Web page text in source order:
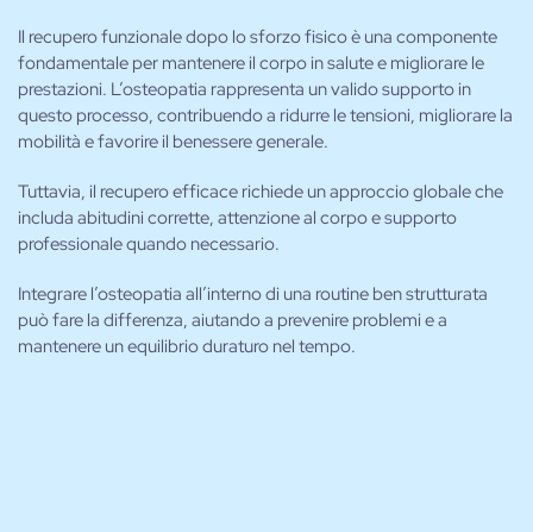
Il recupero funzionale dopo lo sforzo fisico è una componente
fondamentale per mantenere il corpo in salute e migliorare le
prestazioni. L’osteopatia rappresenta un valido supporto in
questo processo, contribuendo a ridurre le tensioni, migliorare la
mobilità e favorire il benessere generale.
Tuttavia, il recupero efficace richiede un approccio globale che
includa abitudini corrette, attenzione al corpo e supporto
professionale quando necessario.
Integrare l’osteopatia all’interno di una routine ben strutturata
può fare la differenza, aiutando a prevenire problemi e a
mantenere un equilibrio duraturo nel tempo.